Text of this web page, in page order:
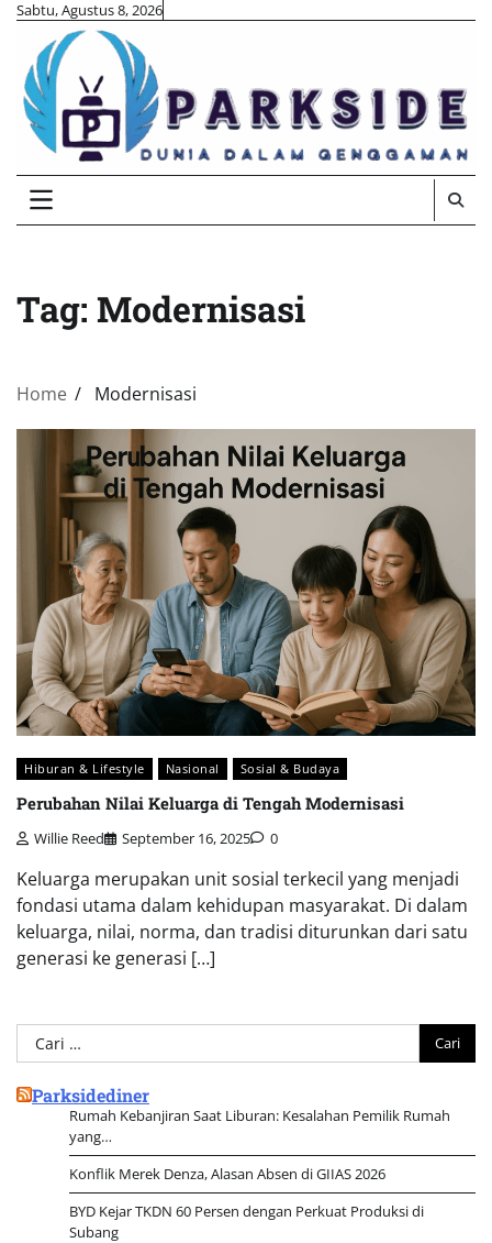
Skip
content
Sabtu, Agustus 8, 2026
Tag: Modernisasi
Home Modernisasi
Hiburan & Lifestyle Nasional Sosial & Budaya
Perubahan Nilai Keluarga di Tengah Modernisasi
Willie Reed September 16, 2025 0
Keluarga merupakan unit sosial terkecil yang menjadi
fondasi utama dalam kehidupan masyarakat. Di dalam
keluarga, nilai, norma, dan tradisi diturunkan dari satu
generasi ke generasi […]
Cari
untuk:
Parksidediner
Rumah Kebanjiran Saat Liburan: Kesalahan Pemilik Rumah
yang…
Konflik Merek Denza, Alasan Absen di GIIAS 2026
BYD Kejar TKDN 60 Persen dengan Perkuat Produksi di
Subang